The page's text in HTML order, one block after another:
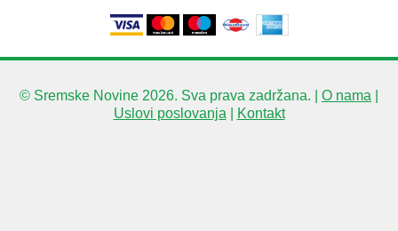
© Sremske Novine 2026. Sva prava zadržana. | O nama
Uslovi poslovanja| Kontakt